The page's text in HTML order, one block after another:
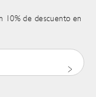
10% de descuento en